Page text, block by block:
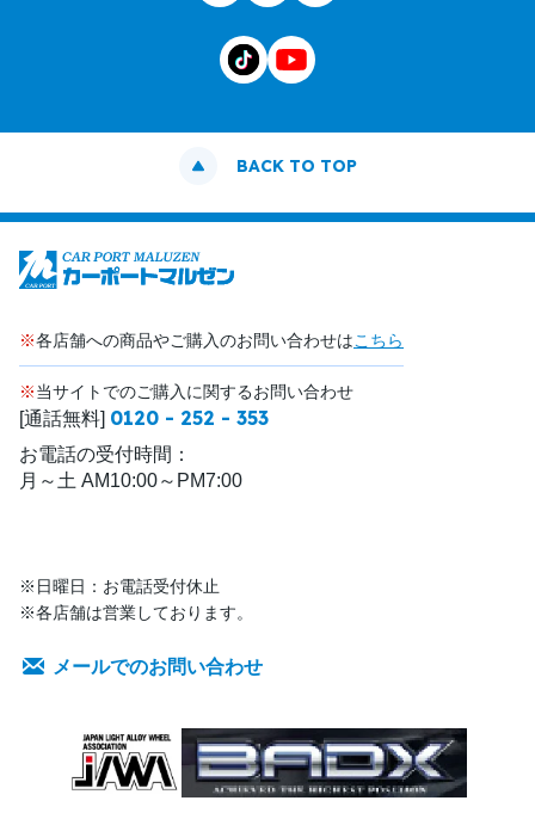
BACK TO TOP
※各店舗への商品やご購入のお問い合わせはこちら
※当サイトでのご購入に関するお問い合わせ
[通話無料] 0120 - 252 - 353
お電話の受付時間：
月～土 AM10:00～PM7:00
※日曜日：お電話受付休止
※各店舗は営業しております。
メールでのお問い合わせ